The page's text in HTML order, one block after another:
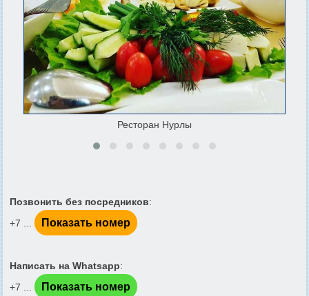
Ресторан Нурлы
Позвонить без посредников:
+7 ...
Показать номер
Написать на Whatsapp:
+7 ...
Показать номер